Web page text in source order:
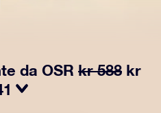
da OSR kr 588 kr